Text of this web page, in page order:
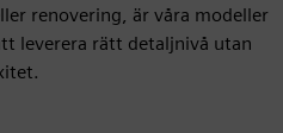
renovering, är våra modeller
leverera rätt detaljnivå utan